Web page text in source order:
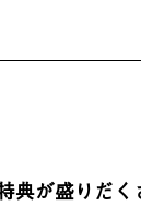
典が盛りだく